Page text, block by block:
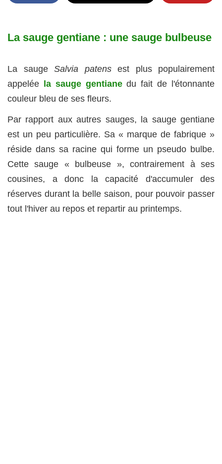
La sauge gentiane : une sauge bulbeuse
La sauge Salvia patens est plus populairement
appelée la sauge gentianedu fait de l'étonnante
couleur bleu de ses fleurs.
Par rapport aux autres sauges, la sauge gentiane
est un peu particulière. Sa « marque de fabrique »
réside dans sa racine qui forme un pseudo bulbe.
Cette sauge « bulbeuse », contrairement à ses
cousines, a donc la capacité d'accumuler des
réserves durant la belle saison, pour pouvoir passer
tout l'hiver au repos et repartir au printemps.